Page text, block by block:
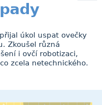
úkol uspat ovečky
Zkoušel různá
i ovčí robotizaci,
zcela netechnického.